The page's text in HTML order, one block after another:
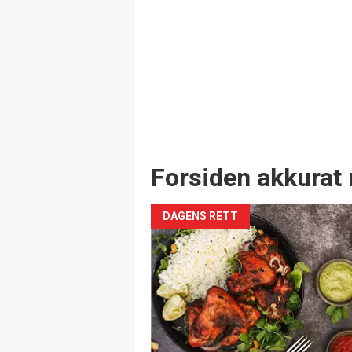
Forsiden akkurat
DAGENS RETT